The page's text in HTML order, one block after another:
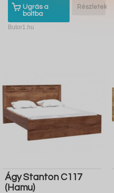
Ugrás a
boltba
Részletek
Butor1.hu
Ágy Stanton C117
(Hamu)